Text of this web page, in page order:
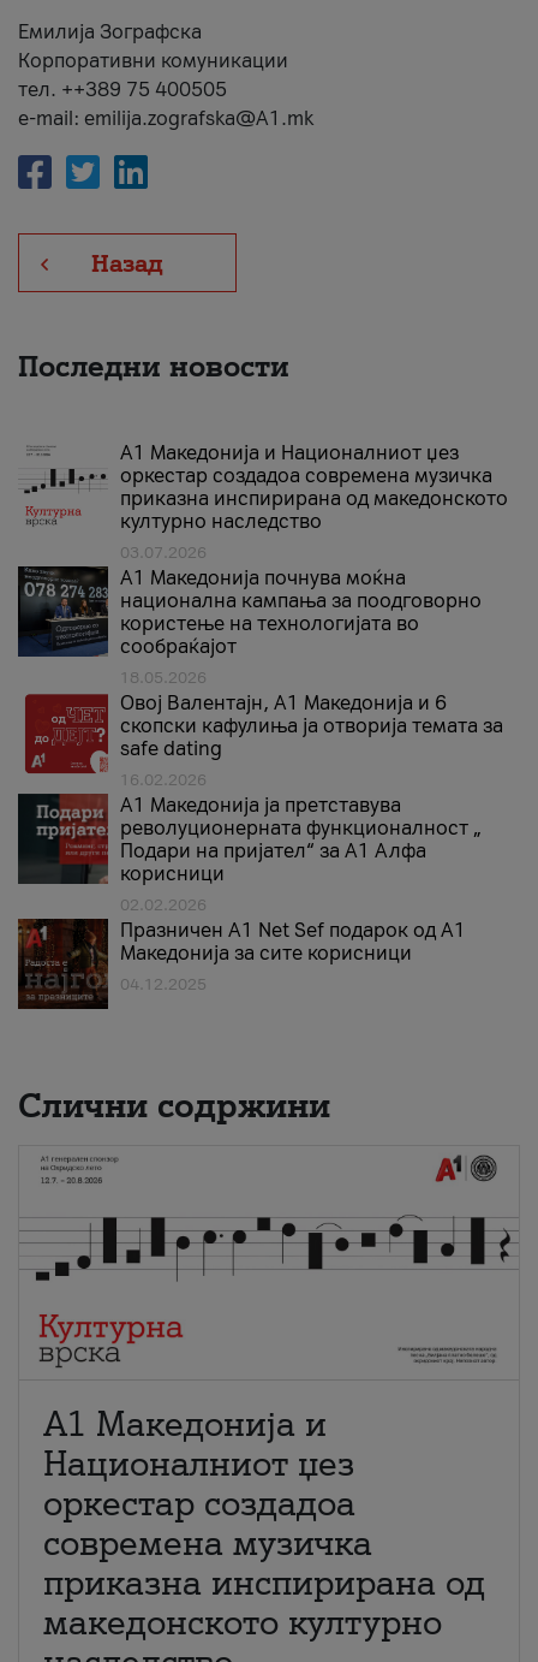
Емилија Зографска
Корпоративни комуникации
тел. ++389 75 400505
e-mail: emilija.zografska@A1.mk
Назад
Последни новости
А1 Македонија и Националниот џез
оркестар создадоа современа музичка
приказна инспирирана од македонското
културно наследство
03.07.2026
A1 Македонија почнува моќна
национална кампања за поодговорно
користење на технологијата во
сообраќајот
18.05.2026
Овој Валентајн, A1 Македонија и 6
скопски кафулиња ја отворија темата за
safe dating
16.02.2026
А1 Македонија ја претставува
револуционерната функционалност „
Подари на пријател“ за А1 Алфа
корисници
02.02.2026
Празничен A1 Net Sеf подарок од А1
Македонија за сите корисници
04.12.2025
Слични содржини
А1 Македонија и
Националниот џез
оркестар создадоа
современа музичка
приказна инспирирана од
македонското културно